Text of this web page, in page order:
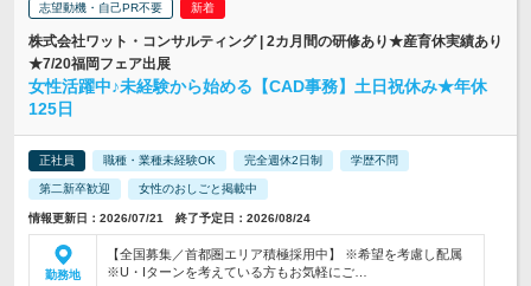
志望動機・自己PR不要
株式会社ワット・コンサルティング | 2カ月間の研修あり★産育休実績あり
★7/20福岡フェア出展
女性活躍中♪未経験から始める【CAD事務】土日祝休み★年休
125日
正社員 職種・業種未経験OK 完全週休2日制 学歴不問
第二新卒歓迎 女性のおしごと掲載中
情報更新日：2026/07/21 終了予定日：2026/08/24
勤務地
【全国募集／首都圏エリア積極採用中】 ※希望を考慮し配属
※U・Iターンを考えている方もお気軽にご…